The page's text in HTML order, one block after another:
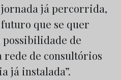
já percorrida,
que se quer
possibilidade de
rede de consultórios
já instalada”.